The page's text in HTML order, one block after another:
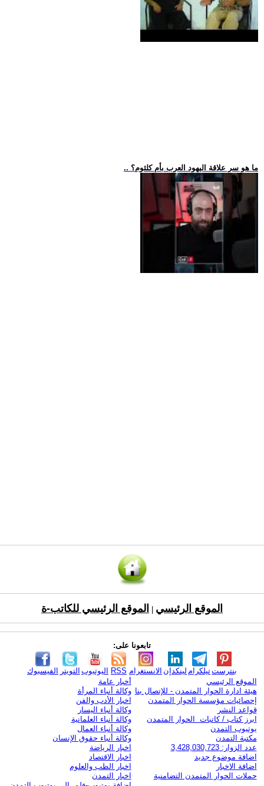
.. ما هو سر علاقة اليهود العرب بأم كلثوم؟
الموقع الرئيسي الموقع الرئيسي للكاتب-ة
تابعونا على:
الفيسبوك التويتر اليوتيوب RSS الانستغرام لينكدإن تيلكرامبنترست
الموقع الرئيسي
هيئة ادارة الحوار المتمدن - للإتصال بنا
إحصائيات مؤسسة الحوار المتمدن
قواعد النشر
ابرز كتاب / كاتبات الحوار المتمدن
يوتيوب التمدن
مكتبة التمدن
عدد الزوار: 3,428,030,723
اضافة موضوع جديد
اضافة الاخبار
حملات الحوار المتمدن التضامنية
أخبار عامة
وكالة أنباء المرأة
اخبار الأدب والفن
وكالة أنباء اليسار
وكالة أنباء العلمانية
وكالة أنباء العمال
وكالة أنباء حقوق الإنسان
اخبار الرياضة
اخبار الاقتصاد
اخبار الطب والعلوم
اخبار التمدن